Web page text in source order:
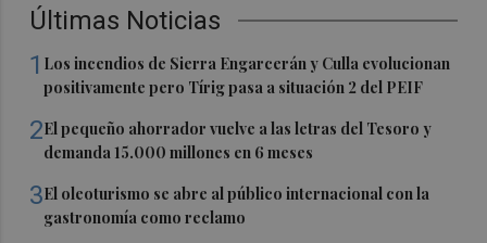
Últimas Noticias
1 Los incendios de Sierra Engarcerán y Culla evolucionan
positivamente pero Tírig pasa a situación 2 del PEIF
2El pequeño ahorrador vuelve a las letras del Tesoro y
demanda 15.000 millones en 6 meses
3El oleoturismo se abre al público internacional con la
gastronomía como reclamo